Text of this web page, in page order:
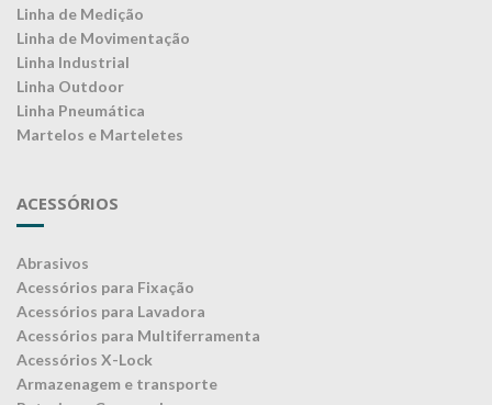
Linha de Medição
Linha de Movimentação
Linha Industrial
Linha Outdoor
Linha Pneumática
Martelos e Marteletes
ACESSÓRIOS
Abrasivos
Acessórios para Fixação
Acessórios para Lavadora
Acessórios para Multiferramenta
Acessórios X-Lock
Armazenagem e transporte